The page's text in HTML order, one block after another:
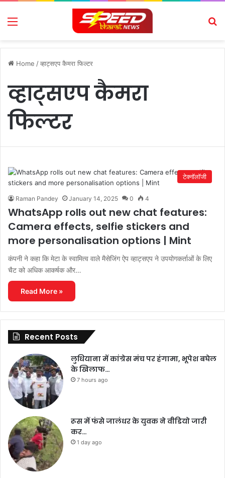
Menu
Home /व्हाट्सएप कैमरा फिल्टर
व्हाट्सएप कैमरा
फिल्टर
टेक्नॉलॉजी
Raman Pandey January 14, 2025 0 4
WhatsApp rolls out new chat features:
Camera effects, selfie stickers and
more personalisation options | Mint
कंपनी ने कहा कि मेटा के स्वामित्व वाले मैसेजिंग ऐप व्हाट्सएप ने उपयोगकर्ताओं के लिए
चैट को अधिक आकर्षक और…
Read More »
Recent Posts
लुधियाना में कांग्रेस मंच पर हंगामा, भूपेश बघेल
के खिलाफ…
7 hours ago
रूस में फंसे जालंधर के युवक ने वीडियो जारी
कर…
1 day ago